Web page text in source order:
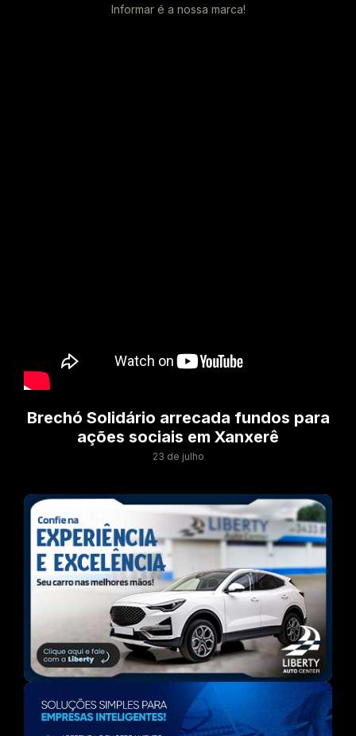
Informar é a nossa marca!
Brechó Solidário arrecada fundos para
ações sociais em Xanxerê
23 de julho